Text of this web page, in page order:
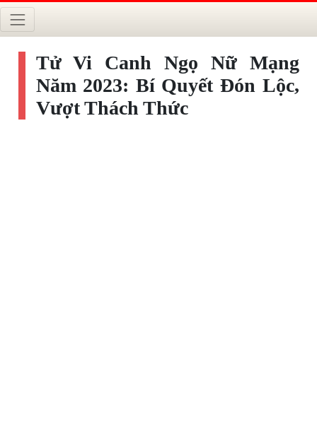
Tử Vi Canh Ngọ Nữ Mạng
Năm 2023: Bí Quyết Đón Lộc,
Vượt Thách Thức